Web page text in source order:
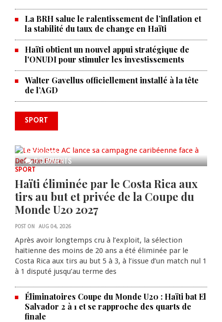
La BRH salue le ralentissement de l’inflation et
la stabilité du taux de change en Haïti
Haïti obtient un nouvel appui stratégique de
l'ONUDI pour stimuler les investissements
Walter Gavellus officiellement installé à la tête
de l’AGD
SPORT
0 COMMENTS
Le Violette AC lance sa campagne
AUG 04, 2026
SPORT
Haïti éliminée par le Costa Rica aux
tirs au but et privée de la Coupe du
Monde U20 2027
POST ON AUG 04, 2026
Après avoir longtemps cru à l’exploit, la sélection
haïtienne des moins de 20 ans a été éliminée par le
Costa Rica aux tirs au but 5 à 3, à l’issue d’un match nul 1
à 1 disputé jusqu’au terme des
Éliminatoires Coupe du Monde U20 : Haïti bat El
Salvador 2 à 1 et se rapproche des quarts de
finale